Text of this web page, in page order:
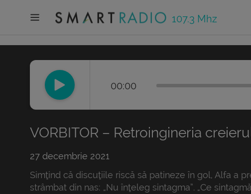
107.3 Mhz
00:00
VORBITOR – Retroingineria
27 decembrie 2021
Simţind că discuţiile riscă să patineze în gol, Alfa a
strâmbat din nas: „Nu înţeleg sintagma”. „Ce